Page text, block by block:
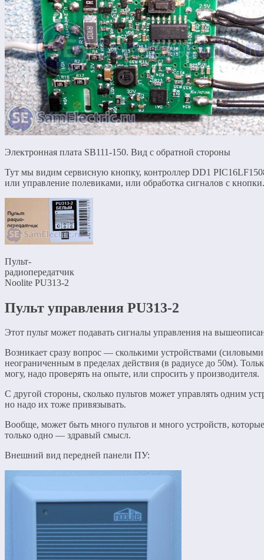
Электронная плата SB111-150. Вид с обратной стороны
Тут мы видим сервисную кнопку, контроллер DD1
или управление полевиками, или обработка сигналов с кнопки.
Пульт-
радиопередатчик
Noolite PU313-2
Пульт управления PU313-2
Этот пульт может подавать сигналы управления на
Возникает сразу вопрос — сколькими устройствами
неограниченным в пределах действия (в радиусе до 50м).
могу, надо проверять на опыте, или спросить у производителя.
С другой стороны, сколько пультов может управлять одним
но надо их тоже привязывать.
Вообще, может быть много пультов и много устройств,
только одно — здравый смысл.
Внешний вид передней панели ПУ: